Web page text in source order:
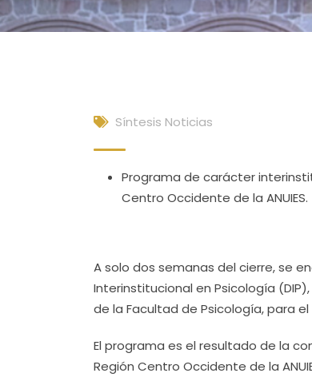
Síntesis Noticias
Programa de carácter
Centro Occidente de la ANUIES.
A solo dos semanas del cierre, se
Interinstitucional en Psicología
de la Facultad de Psicología, para el
El programa es el resultado de la
Región Centro Occidente de la